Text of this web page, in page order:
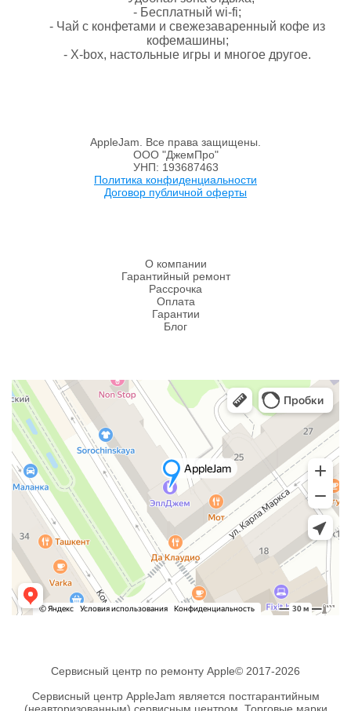
- Бесплатный wi-fi;
- Чай с конфетами и свежезаваренный кофе из
кофемашины;
- X-box, настольные игры и многое другое.
AppleJam. Все права защищены.
ООО "ДжемПро"
УНП: 193687463
Политика конфиденциальности
Договор публичной оферты
О компании
Гарантийный ремонт
Рассрочка
Оплата
Гарантии
Блог
Сервисный центр по ремонту Apple© 2017-2026
Сервисный центр AppleJam является постгарантийным